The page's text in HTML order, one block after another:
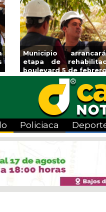
primera
en el
Venta
Policiaca